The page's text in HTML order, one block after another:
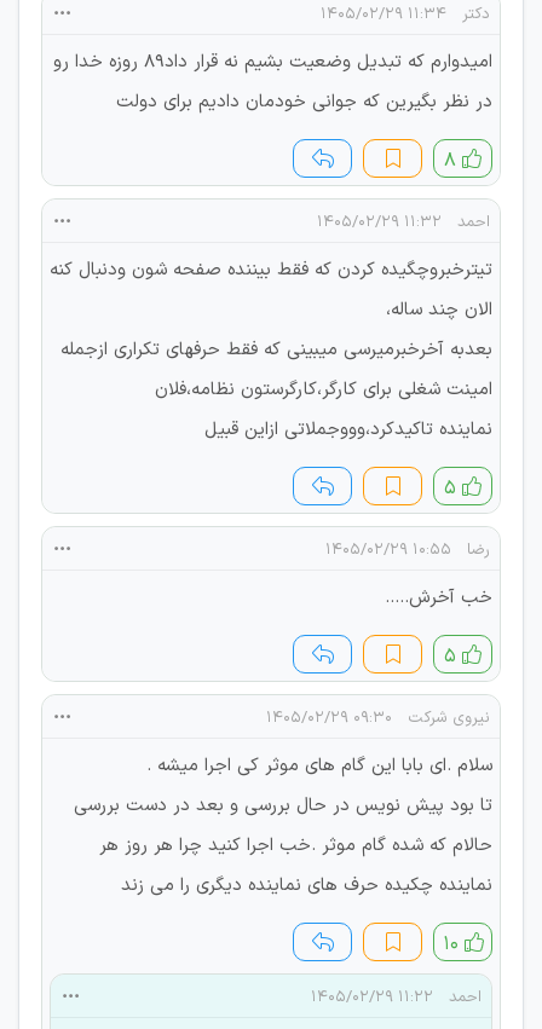
دکتر ۱۱:۳۴ ۱۴۰۵/۰۲/۲۹
امیدوارم که تبدیل وضعیت بشیم نه قرار داد89 روزه خدا رو
در نظر بگیرین که جوانی خودمان دادیم برای دولت
۸
احمد ۱۱:۳۲ ۱۴۰۵/۰۲/۲۹
تیترخبروچگیده کردن که فقط بیننده صفحه شون ودنبال کنه
الان چند ساله،
بعدبه آخرخبرمیرسی میبینی که فقط حرفهای تکراری ازجمله
امینت شغلی برای کارگر،کارگرستون نظامه،فلان
نماینده تاکیدکرد،وووجملاتی ازاین قبیل
۵
رضا ۱۰:۵۵ ۱۴۰۵/۰۲/۲۹
خب آخرش.....
۵
نیروی شرکت ۰۹:۳۰ ۱۴۰۵/۰۲/۲۹
سلام .ای بابا این گام های موثر کی اجرا میشه .
تا بود پیش نویس در حال بررسی و بعد در دست بررسی
حالام که شده گام موثر .خب اجرا کنید چرا هر روز هر
نماینده چکیده حرف های نماینده دیگری را می زند
۱۰
احمد ۱۱:۲۲ ۱۴۰۵/۰۲/۲۹